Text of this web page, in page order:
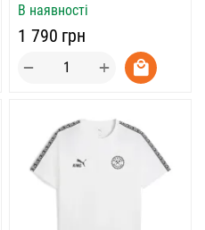
В наявності
‍1 790‍ грн
+
−